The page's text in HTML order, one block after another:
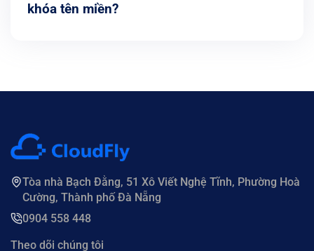
khóa tên miền?
Tòa nhà Bạch Đằng, 51 Xô Viết Nghệ Tĩnh, Phường Hoà
Cường, Thành phố Đà Nẵng
0904 558 448
Theo dõi chúng tôi